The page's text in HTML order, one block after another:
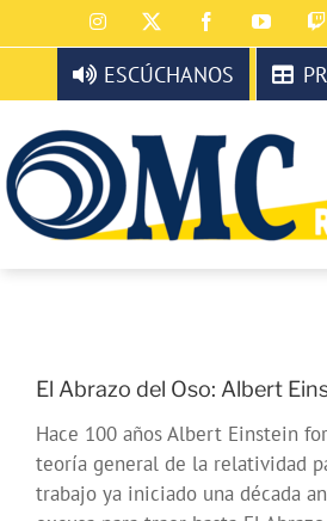
al
contenido
Instagram Facebook
ESCÚCHANOS
El Abrazo del Oso: Albert
Hace 100 años Albert Einstein
teoría general de la relatividad
trabajo ya iniciado una década